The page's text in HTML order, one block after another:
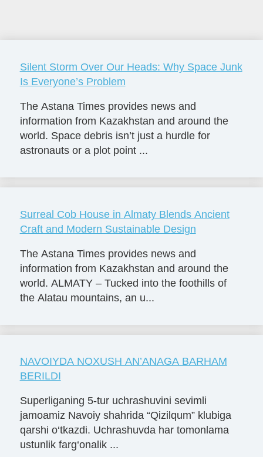
Silent Storm Over Our Heads: Why Space Junk
Is Everyone’s Problem
The Astana Times provides news and
information from Kazakhstan and around the
world. Space debris isn’t just a hurdle for
astronauts or a plot point ...
Surreal Cob House in Almaty Blends Ancient
Craft and Modern Sustainable Design
The Astana Times provides news and
information from Kazakhstan and around the
world. ALMATY – Tucked into the foothills of
the Alatau mountains, an u...
NAVOIYDA NOXUSH AN’ANAGA BARHAM
BERILDI
Superliganing 5-tur uchrashuvini sevimli
jamoamiz Navoiy shahrida “Qizilqum” klubiga
qarshi o‘tkazdi. Uchrashuvda har tomonlama
ustunlik farg‘onalik ...